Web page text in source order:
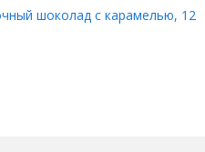
шоколад с карамелью, 12